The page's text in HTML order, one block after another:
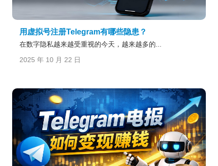
用虚拟号注册Telegram有哪些隐患？
在数字隐私越来越受重视的今天，越来越多的...
2025 年 10 月 22 日